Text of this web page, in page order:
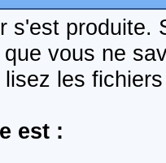
s'est produite.
vous ne
les
est :